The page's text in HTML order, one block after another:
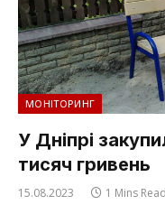
МОНІТОРИНГ
У Дніпрі
тисяч гривень
15.08.2023 1 Mins Read